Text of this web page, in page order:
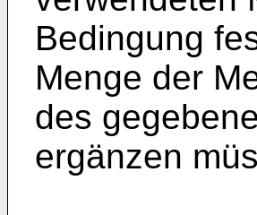
Bedingung
Menge der
des
ergänzen